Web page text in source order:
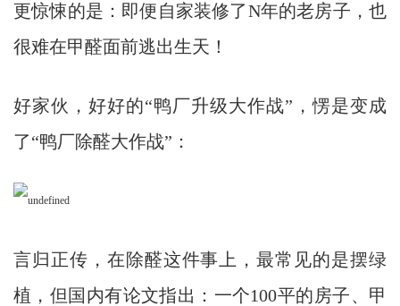
更惊悚的是：即便自家装修了N年的老房子，也
很难在甲醛面前逃出生天！
好家伙，好好的“鸭厂升级大作战”，愣是变成
了“鸭厂除醛大作战”：
言归正传，在除醛这件事上，最常见的是摆绿
植，但国内有论文指出：一个100平的房子、甲